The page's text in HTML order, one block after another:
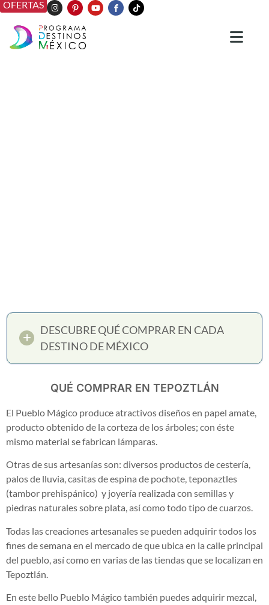
OFERTAS
DESCUBRE QUÉ COMPRAR EN CADA
DESTINO DE MÉXICO
QUÉ COMPRAR EN TEPOZTLÁN
El Pueblo Mágico produce atractivos diseños en papel amate,
producto obtenido de la corteza de los árboles; con éste
mismo material se fabrican lámparas.
Otras de sus artesanías son: diversos productos de cestería,
palos de lluvia, casitas de espina de pochote, teponaztles
(tambor prehispánico) y joyería realizada con semillas y
piedras naturales sobre plata, así como todo tipo de cuarzos.
Todas las creaciones artesanales se pueden adquirir todos los
fines de semana en el mercado de que ubica en la calle principal
del pueblo, así como en varias de las tiendas que se localizan en
Tepoztlán.
En este bello Pueblo Mágico también puedes adquirir mezcal,